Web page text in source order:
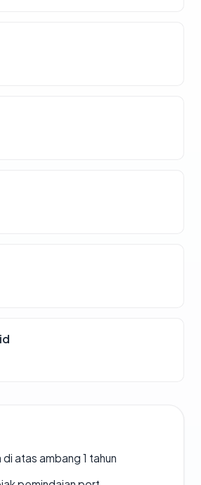
di atas ambang 1 tahun